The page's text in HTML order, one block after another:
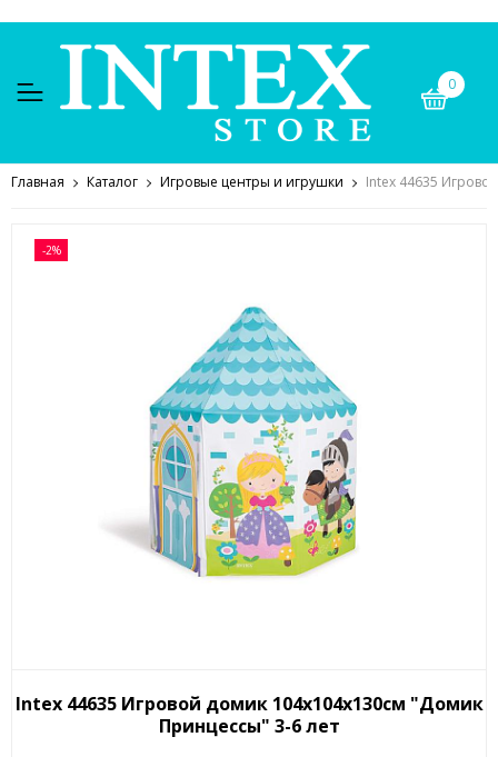
0
Главная Каталог Игровые центры и игрушки Intex 44635
-2%
Intex 44635 Игровой домик 104х104х130см "Домик
Принцессы" 3-6 лет